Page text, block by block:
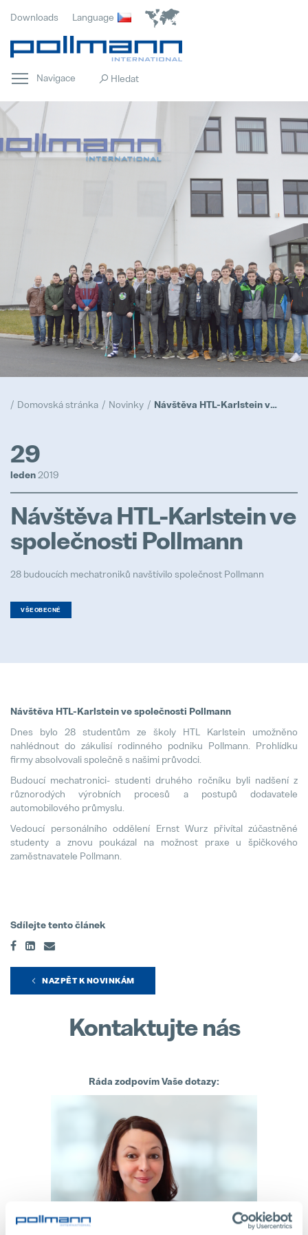
Domovská stránka
Popular
Inovace
Popular
Naše zásady
Popular
Popular
Prototypy
Popular
21. August 2025
Matthias Haider je novým
24. July 2025
Záruka Elektromobilita
Pollmann is once again a
11. March 2025
Downloads Language
Navigace
Domovská stránka Novinky Návštěva HTL-Karlstein ve společnosti Pollmann
29
leden 2019
Návštěva HTL-Karlstein ve
společnosti Pollmann
28 budoucích mechatroniků navštívilo společnost Pollmann
VŠEOBECNÉ
Návštěva HTL-Karlstein ve společnosti Pollmann
Dnes bylo 28 studentům ze školy HTL Karlstein umožněno
nahlédnout do zákulisí rodinného podniku Pollmann. Prohlídku
firmy absolvovali společně s našimi průvodci.
Budoucí mechatronici- studenti druhého ročníku byli nadšení z
různorodých výrobních procesů a postupů dodavatele
automobilového průmyslu.
Vedoucí personálního oddělení Ernst Wurz přivítal zúčastněné
studenty a znovu poukázal na možnost praxe u špičkového
zaměstnavatele Pollmann.
Sdílejte tento článek
NAZPĚT K NOVINKÁM
Kontaktujte nás
Ráda zodpovím Vaše dotazy: